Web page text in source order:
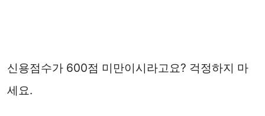
신용점수가 600점 미만이시라고요? 걱정하지 마
세요.